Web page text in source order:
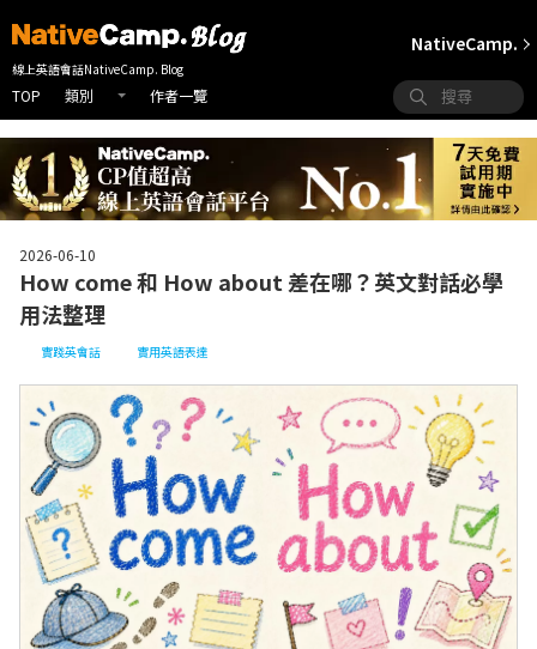
線上英語會話NativeCamp. Blog
TOP 類別 作者一覽
NativeCamp.
2026-06-10
How come 和 How about 差在哪？英文對話必學
用法整理
實踐英會話 實用英語表達